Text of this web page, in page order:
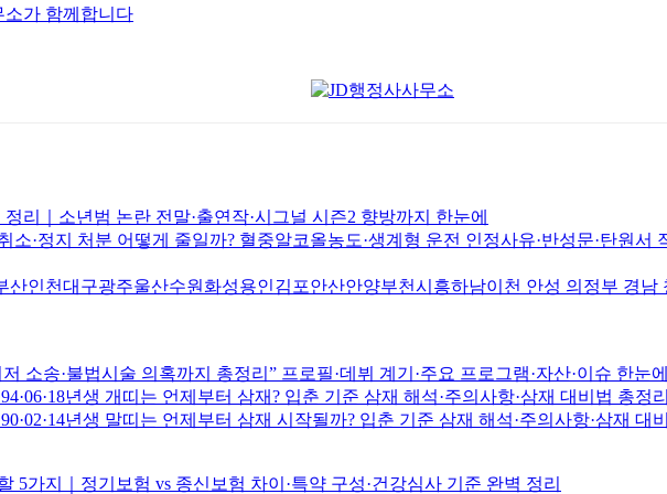
소가 함께합니다
리｜소년범 논란 전말·출연작·시그널 시즌2 향방까지 한눈에
·정지 처분 어떻게 줄일까? 혈중알코올농도·생계형 운전 인정사유·반성문·탄원서
인천대구광주울산수원화성용인김포안산안양부천시흥하남이천 안성 의정부 경
소송·불법시술 의혹까지 총정리” 프로필·데뷔 계기·주요 프로그램·자산·이슈 한눈에
년생 개띠는 언제부터 삼재? 입춘 기준 삼재 해석·주의사항·삼재 대비법 총정
년생 말띠는 언제부터 삼재 시작될까? 입춘 기준 삼재 해석·주의사항·삼재
5가지｜정기보험 vs 종신보험 차이·특약 구성·건강심사 기준 완벽 정리